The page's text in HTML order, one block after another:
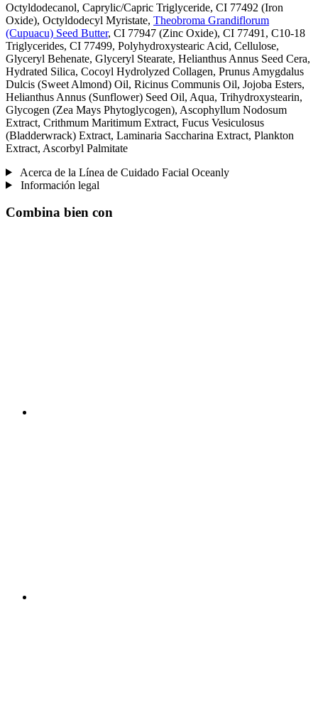
Octyldodecanol, Caprylic/Capric Triglyceride, CI 77492 (Iron
Oxide), Octyldodecyl Myristate, Theobroma Grandiflorum
(Cupuacu) Seed Butter, CI 77947 (Zinc Oxide), CI 77491, C10-18
Triglycerides, CI 77499, Polyhydroxystearic Acid, Cellulose,
Glyceryl Behenate, Glyceryl Stearate, Helianthus Annus Seed Cera,
Hydrated Silica, Cocoyl Hydrolyzed Collagen, Prunus Amygdalus
Dulcis (Sweet Almond) Oil, Ricinus Communis Oil, Jojoba Esters,
Helianthus Annus (Sunflower) Seed Oil, Aqua, Trihydroxystearin,
Glycogen (Zea Mays Phytoglycogen), Ascophyllum Nodosum
Extract, Crithmum Maritimum Extract, Fucus Vesiculosus
(Bladderwrack) Extract, Laminaria Saccharina Extract, Plankton
Extract, Ascorbyl Palmitate
Acerca de la Línea de Cuidado Facial Oceanly
Información legal
Combina bien con